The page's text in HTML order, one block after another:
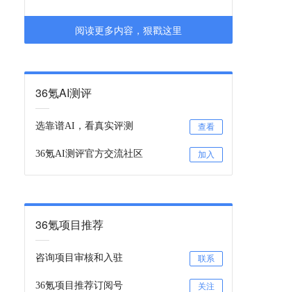
阅读更多内容，狠戳这里
36氪AI测评
选靠谱AI，看真实评测 查看
36氪AI测评官方交流社区 加入
36氪项目推荐
咨询项目审核和入驻 联系
36氪项目推荐订阅号 关注